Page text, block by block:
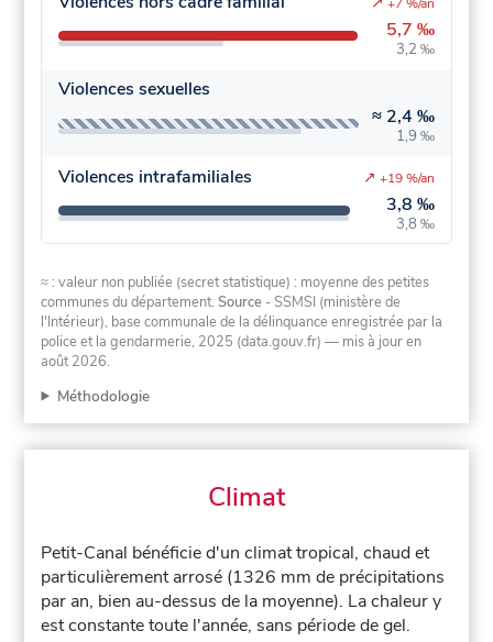
5,7 ‰
3,2 ‰
Violences sexuelles
≈ 2,4 ‰
1,9 ‰
Violences intrafamiliales
3,8 ‰
3,8 ‰
↗ +19 %/an
≈ : valeur non publiée (secret statistique) : moyenne des petites
communes du département.Source - SSMSI (ministère de
l'Intérieur), base communale de la délinquance enregistrée par la
police et la gendarmerie, 2025 (data.gouv.fr) — mis à jour en
août 2026.
Méthodologie
Climat
Petit-Canal bénéficie d'un climat tropical, chaud et
particulièrement arrosé (1326 mm de précipitations
par an, bien au-dessus de la moyenne). La chaleur y
est constante toute l'année, sans période de gel.